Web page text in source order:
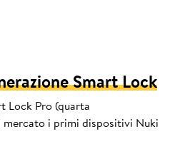
Smart Lock
Lock Pro (quarta
i primi dispositivi Nuki